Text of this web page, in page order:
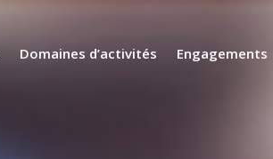
Domaines d’activités Engagements